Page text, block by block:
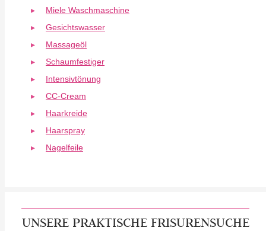
Miele Waschmaschine
Gesichtswasser
Massageöl
Schaumfestiger
Intensivtönung
CC-Cream
Haarkreide
Haarspray
Nagelfeile
UNSERE PRAKTISCHE FRISURENSUCHE